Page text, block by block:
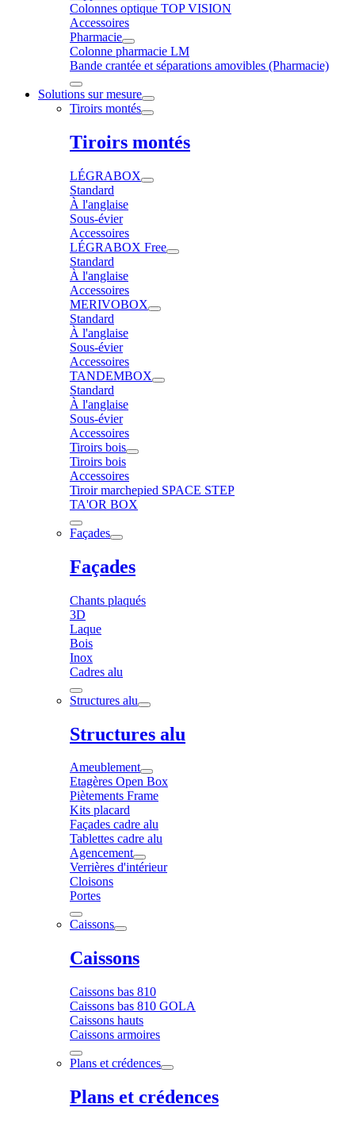
Colonnes optique TOP VISION
Accessoires
Pharmacie
Colonne pharmacie LM
Bande crantée et séparations amovibles (Pharmacie)
Solutions sur mesure
Tiroirs montés
Tiroirs montés
LÉGRABOX
Standard
À l'anglaise
Sous-évier
Accessoires
LÉGRABOX Free
Standard
À l'anglaise
Accessoires
MERIVOBOX
Standard
À l'anglaise
Sous-évier
Accessoires
TANDEMBOX
Standard
À l'anglaise
Sous-évier
Accessoires
Tiroirs bois
Tiroirs bois
Accessoires
Tiroir marchepied SPACE STEP
TA'OR BOX
Façades
Façades
Chants plaqués
3D
Laque
Bois
Inox
Cadres alu
Structures alu
Structures alu
Ameublement
Etagères Open Box
Piètements Frame
Kits placard
Façades cadre alu
Tablettes cadre alu
Agencement
Verrières d'intérieur
Cloisons
Portes
Caissons
Caissons
Caissons bas 810
Caissons bas 810 GOLA
Caissons hauts
Caissons armoires
Plans et crédences
Plans et crédences